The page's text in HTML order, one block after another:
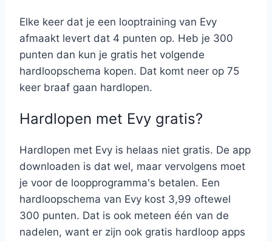
Elke keer dat je een looptraining van Evy
afmaakt levert dat 4 punten op. Heb je 300
punten dan kun je gratis het volgende
hardloopschema kopen. Dat komt neer op 75
keer braaf gaan hardlopen.
Hardlopen met Evy gratis?
Hardlopen met Evy is helaas niet gratis. De app
downloaden is dat wel, maar vervolgens moet
je voor de loopprogramma's betalen. Een
hardloopschema van Evy kost 3,99 oftewel
300 punten. Dat is ook meteen één van de
nadelen, want er zijn ook gratis hardloop apps